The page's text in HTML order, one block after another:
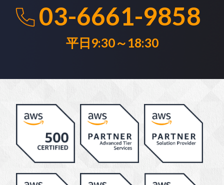
03-6661-9858
平日9:30～18:30